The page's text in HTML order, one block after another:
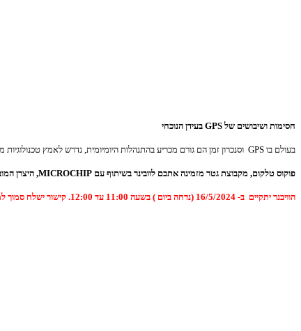
חסימות ושיבושים של בעידן הנוכחי
בעולם בו GPS וסנכרון זמן הם גורם מכריע בהתנהלות היומיומית, נדרש לאמץ טכנולוגיות מובילות שיודעות להתנהג ולעבוד תחת איומי חסימות ושיבושים על מנת למנוע פגיעה בצד האזרחי, כלכלי, תשתיות קריטיות ובעולם הבטחוני, הגנה והתקפה.
פוקוס טלקום, מקבוצת גטר מזמינה אתכם לוובינר בשיתוף עם MICROCHIP, היצרן המוביל בעולם לפתרונות NTP
הוויבנר יתקיים ב- 16/5/2024 (נדחה ביום ) בשעה 11:00 עד 12:00. קישור ישלח סמוך למועד .